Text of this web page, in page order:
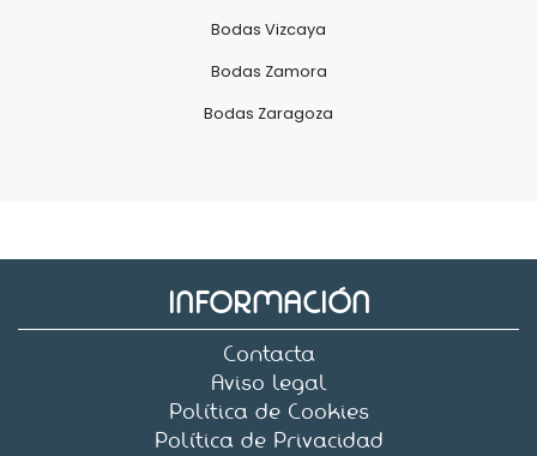
Bodas Vizcaya
Bodas Zamora
Bodas Zaragoza
INFORMACIÓN
Contacta
Aviso legal
Política de Cookies
Política de Privacidad